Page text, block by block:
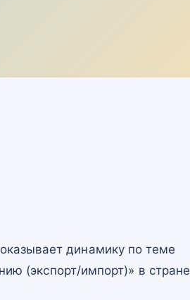
динамику по теме
(экспорт/импорт)» в стране